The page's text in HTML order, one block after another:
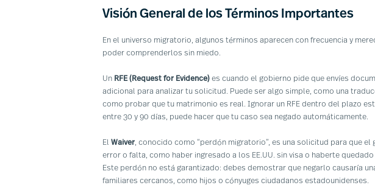
Visión General de los Términos Importantes
En el universo migratorio, algunos términos aparecen con frecuencia y
poder comprenderlos sin miedo.
Un RFE (Request for Evidence) es cuando el gobierno pide que envíes
adicional para analizar tu solicitud. Puede ser algo simple, como una
como probar que tu matrimonio es real. Ignorar un RFE dentro del plazo
entre 30 y 90 días, puede hacer que tu caso sea negado automáticamente.
El Waiver, conocido como “perdón migratorio”, es una solicitud para que el
error o falta, como haber ingresado a los EE.UU. sin visa o haberte
Este perdón no está garantizado: debes demostrar que negarlo causaría
familiares cercanos, como hijos o cónyuges ciudadanos estadounidenses.